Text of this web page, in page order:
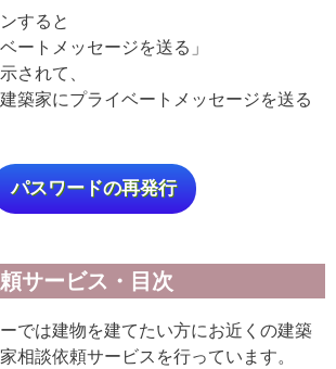
すると
ートメッセージを送る」
されて、
築家にプライベートメッセージを送る
パスワードの再発行
サービス・目次
では建物を建てたい方にお近くの建築
相談依頼サービスを行っています。